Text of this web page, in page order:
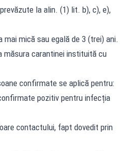
la alin. (1) lit. b), c), e),
mai mică sau egală de 3 (trei) ani.
măsura carantinei instituită cu
confirmate se aplică pentru:
pozitiv pentru infecția
contactului, fapt dovedit prin